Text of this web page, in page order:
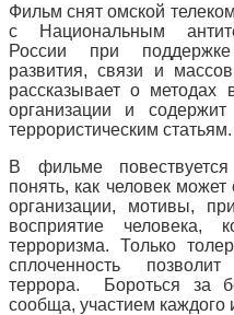
Фильм снят омской
с Национальным
России при
развития, связи и
рассказывает о методах
организации и
террористическим статьям.
В фильме
понять, как человек может
организации, мотивы,
восприятие человека,
терроризма. Только
сплоченность
террора. Бороться за
сообща, участием каждого